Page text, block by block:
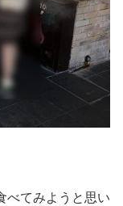
べてみようと思い